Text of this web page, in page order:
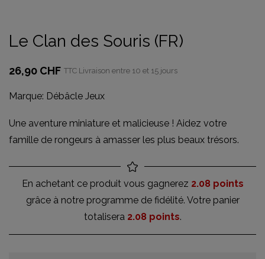
Le Clan des Souris (FR)
26,90 CHF TTC Livraison entre 10 et 15 jours
Marque: Débâcle Jeux
Une aventure miniature et malicieuse ! Aidez votre
famille de rongeurs à amasser les plus beaux trésors.
En achetant ce produit vous gagnerez 2.08 points
grâce à notre programme de fidélité. Votre panier
totalisera 2.08 points.